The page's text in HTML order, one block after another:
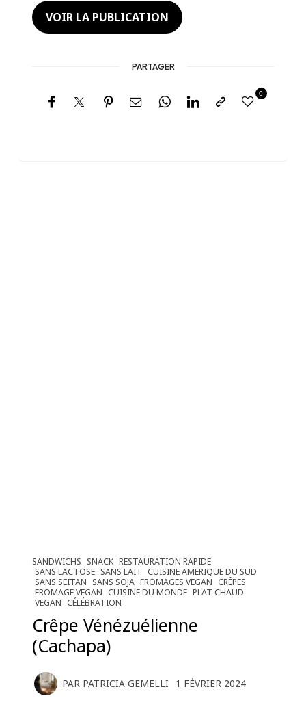
VOIR LA PUBLICATION
PARTAGER
0
SANDWICHS SNACK RESTAURATION RAPIDE
SANS LACTOSE SANS LAIT CUISINE AMÉRIQUE DU SUD
SANS SEITAN SANS SOJA FROMAGES VEGAN CRÊPES
FROMAGE VEGAN CUISINE DU MONDE PLAT CHAUD
VEGAN CÉLÉBRATION
Crêpe Vénézuélienne
(Cachapa)
PAR PATRICIA GEMELLI 1 FÉVRIER 2024